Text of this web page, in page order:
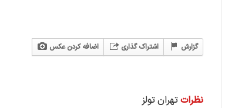
اضافه کردن عکس اشتراک گذاری گزارش
نظراتتهران تولز